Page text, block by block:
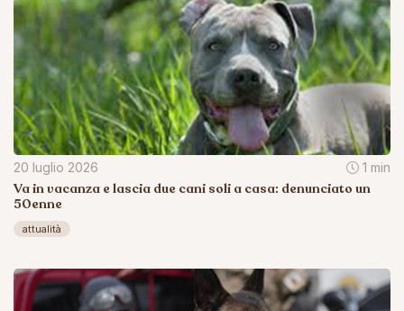
20 luglio 2026 1 min
Va in vacanza e lascia due cani soli a casa: denunciato un
50enne
attualità